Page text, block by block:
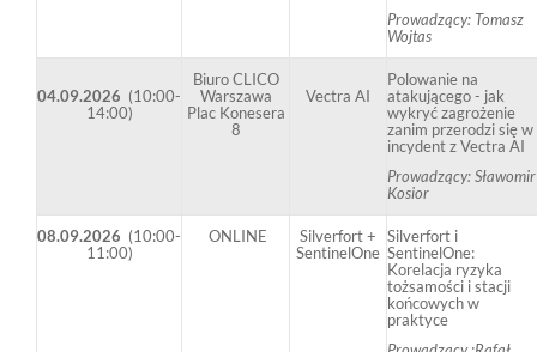
Prowadzący: Tomasz
Wojtas
04.09.2026 (10:00-
14:00)
Biuro CLICO
Warszawa
Plac Konesera
8
Vectra AI
Polowanie na
atakującego - jak
wykryć zagrożenie
zanim przerodzi się w
incydent z Vectra AI
Prowadzący: Sławomir
Kosior
08.09.2026 (10:00-
11:00)
ONLINE
Silverfort +
SentinelOne
Silverfort i
SentinelOne:
Korelacja ryzyka
tożsamości i stacji
końcowych w
praktyce